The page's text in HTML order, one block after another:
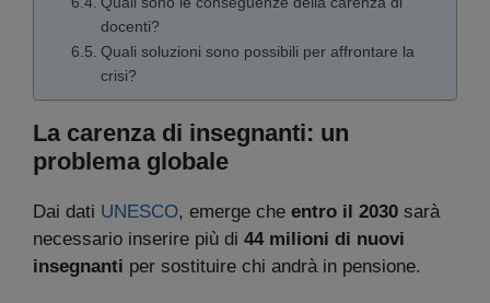
docenti?
Quali soluzioni sono possibili per affrontare la
crisi?
La carenza di insegnanti: un
problema globale
Dai dati UNESCO, emerge che entro il 2030 sarà
necessario inserire più di 44 milioni di nuovi
insegnanti per sostituire chi andrà in pensione.